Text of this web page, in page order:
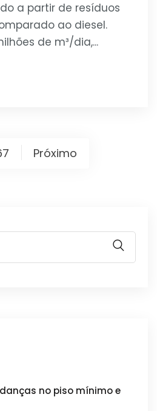
a partir de resíduos
ao diesel.
de m³/dia,...
Próximo
no piso mínimo e